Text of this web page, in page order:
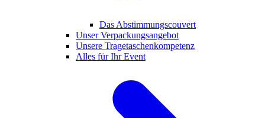
Das Abstimmungscouvert
Unser Verpackungsangebot
Unsere Tragetaschenkompetenz
Alles für Ihr Event